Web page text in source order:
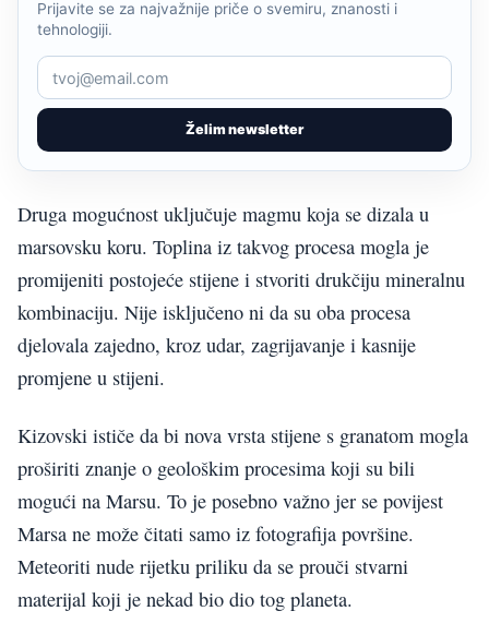
Želim newsletter
Prijavite se za najvažnije priče o svemiru, znanosti i
tehnologiji.
Druga mogućnost uključuje magmu koja se dizala u
marsovsku koru. Toplina iz takvog procesa mogla je
promijeniti postojeće stijene i stvoriti drukčiju mineralnu
kombinaciju. Nije isključeno ni da su oba procesa
djelovala zajedno, kroz udar, zagrijavanje i kasnije
promjene u stijeni.
Kizovski ističe da bi nova vrsta stijene s granatom mogla
proširiti znanje o geološkim procesima koji su bili
mogući na Marsu. To je posebno važno jer se povijest
Marsa ne može čitati samo iz fotografija površine.
Meteoriti nude rijetku priliku da se prouči stvarni
materijal koji je nekad bio dio tog planeta.